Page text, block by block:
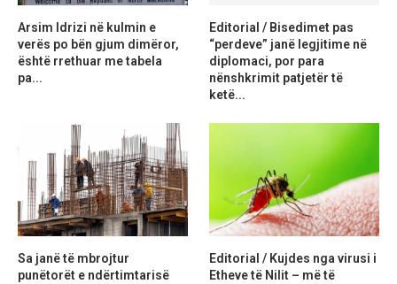
Arsim Idrizi në kulmin e
verës po bën gjum dimëror,
është rrethuar me tabela
pa...
Editorial / Bisedimet pas
“perdeve” janë legjitime në
diplomaci, por para
nënshkrimit patjetër të
ketë...
Sa janë të mbrojtur
punëtorët e ndërtimtarisë
Editorial / Kujdes nga virusi i
Etheve të Nilit – më të